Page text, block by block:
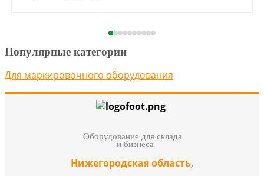
Популярные категории
Для маркировочного оборудования
Оборудование для склада
и бизнеса
Нижегородская область,